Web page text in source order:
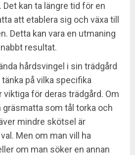
Det kan ta längre tid för en
att etablera sig och växa till
Detta kan vara en utmaning
resultat.
hårdsvingel i sin trädgård
på vilka specifika
viktiga för deras trädgård. Om
som tål torka och
mindre skötsel är
Men om man vill ha
om man söker en annan